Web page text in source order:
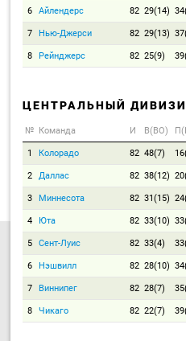
6 Айлендерс 82 29(14)
7 Нью-Джерси 82 29(13)
8 Рейнджерс 82 25(9)
ЦЕНТРАЛЬНЫЙ
№ Команда И В(ВО)
1 Колорадо 82 48(7)
2 Даллас 82 38(12)
3 Миннесота 82 31(15)
4 Юта 82 33(10)
5 Сент-Луис 82 33(4)
6 Нэшвилл 82 28(10)
7 Виннипег 82 28(7)
8 Чикаго 82 22(7)